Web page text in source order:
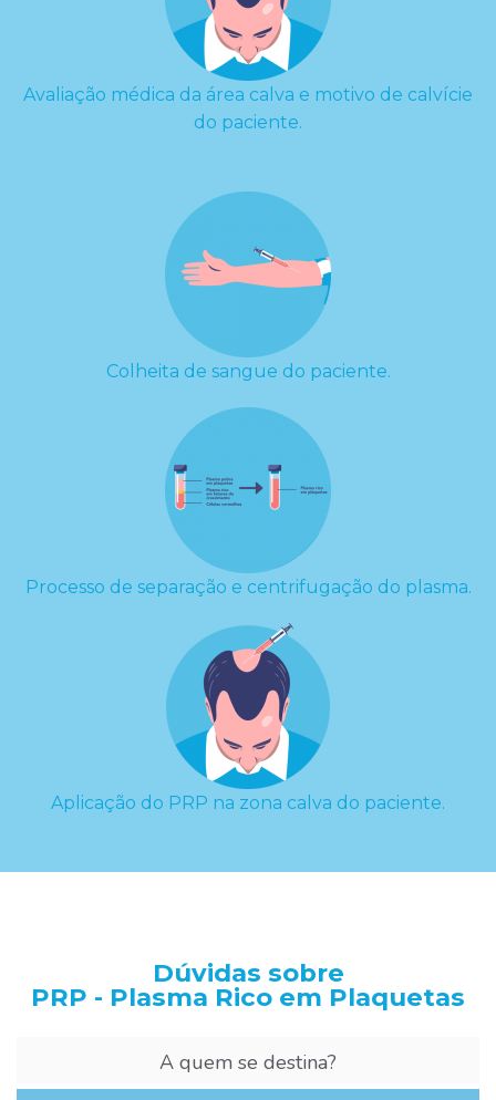
Avaliação médica da área calva e motivo de calvície
do paciente.
Colheita de sangue do paciente.
Processo de separação e centrifugação do plasma.
Aplicação do PRP na zona calva do paciente.
Dúvidas sobre
PRP - Plasma Rico em Plaquetas
A quem se destina?